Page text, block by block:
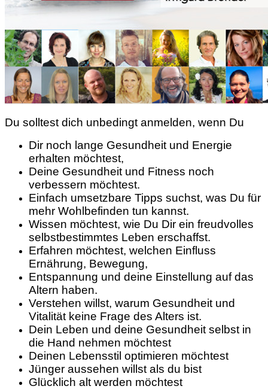
Du solltest dich unbedingt anmelden, wenn Du
Dir noch lange Gesundheit und Energie
erhalten möchtest,
Deine Gesundheit und Fitness noch
verbessern möchtest.
Einfach umsetzbare Tipps suchst, was Du für
mehr Wohlbefinden tun kannst.
Wissen möchtest, wie Du Dir ein freudvolles
selbstbestimmtes Leben erschaffst.
Erfahren möchtest, welchen Einfluss
Ernährung, Bewegung,
Entspannung und deine Einstellung auf das
Altern haben.
Verstehen willst, warum Gesundheit und
Vitalität keine Frage des Alters ist.
Dein Leben und deine Gesundheit selbst in
die Hand nehmen möchtest
Deinen Lebensstil optimieren möchtest
Jünger aussehen willst als du bist
Glücklich alt werden möchtest